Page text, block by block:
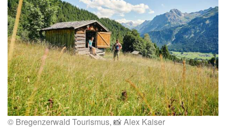
© Bregenzerwald Tourismus, 📸 Alex Kaiser